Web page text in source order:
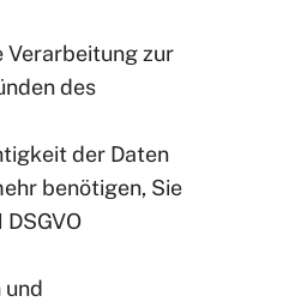
Verarbeitung zur
des
der Daten
benötigen, Sie
und